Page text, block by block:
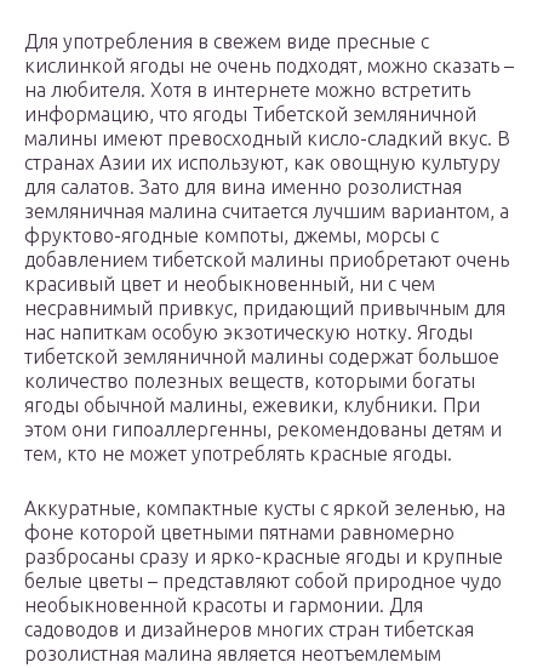
Для употребления в свежем виде пресные с
кислинкой ягоды не очень подходят, можно сказать –
на любителя. Хотя в интернете можно встретить
информацию, что ягоды Тибетской земляничной
малины имеют превосходный кисло-сладкий вкус. В
странах Азии их используют, как овощную культуру
для салатов. Зато для вина именно розолистная
земляничная малина считается лучшим вариантом, а
фруктово-ягодные компоты, джемы, морсы с
добавлением тибетской малины приобретают очень
красивый цвет и необыкновенный, ни с чем
несравнимый привкус, придающий привычным для
нас напиткам особую экзотическую нотку. Ягоды
тибетской земляничной малины содержат большое
количество полезных веществ, которыми богаты
ягоды обычной малины, ежевики, клубники. При
этом они гипоаллергенны, рекомендованы детям и
тем, кто не может употреблять красные ягоды.
Аккуратные, компактные кусты с яркой зеленью, на
фоне которой цветными пятнами равномерно
разбросаны сразу и ярко-красные ягоды и крупные
белые цветы – представляют собой природное чудо
необыкновенной красоты и гармонии. Для
садоводов и дизайнеров многих стран тибетская
розолистная малина является неотъемлемым